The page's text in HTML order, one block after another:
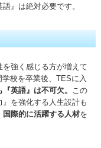
』は絶対必要です。
強く感じる方が増えて
校を卒業後、TESに入
英語』は不可欠。 この
を強化する人生設計も
国際的に活躍する人材を